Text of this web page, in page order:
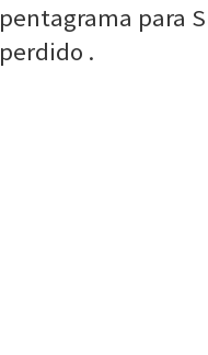
pentagrama para
perdido .